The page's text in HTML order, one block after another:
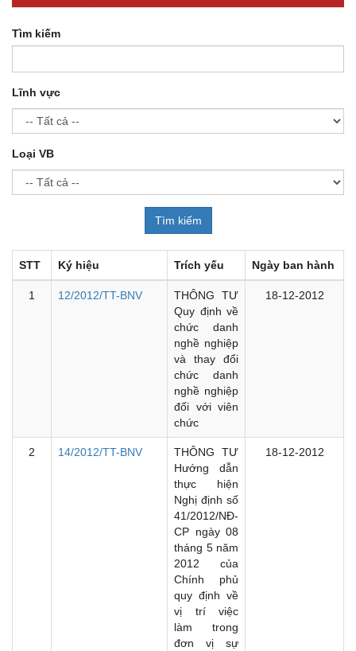
Tìm kiếm
Lĩnh vực
Loại VB
STT Ký hiệu Trích yếu Ngày ban hành
1 12/2012/TT-BNV
THÔNG TƯ
Quy định về
chức danh
nghề nghiệp
và thay đổi
chức danh
nghề nghiệp
đối với viên
chức
18-12-2012
2 14/2012/TT-BNV
THÔNG TƯ
Hướng dẫn
thực hiện
Nghị định số
41/2012/NĐ-
CP ngày 08
tháng 5 năm
2012 của
Chính phủ
quy định về
vị trí việc
làm trong
đơn vị sự
18-12-2012